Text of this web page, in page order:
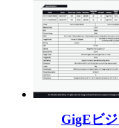
GigEビ